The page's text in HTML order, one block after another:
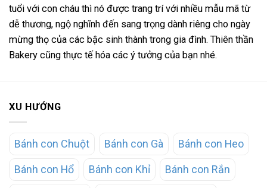
tuổi với con cháu thì nó được trang trí với nhiều mẫu mã từ
dễ thương, ngộ nghĩnh đến sang trọng dành riêng cho ngày
mừng thọ của các bậc sinh thành trong gia đình. Thiên thần
Bakery cũng thực tế hóa các ý tưởng của bạn nhé.
XU HƯỚNG
Bánh con Chuột Bánh con Gà Bánh con Heo
Bánh con Hổ Bánh con Khỉ Bánh con Rắn